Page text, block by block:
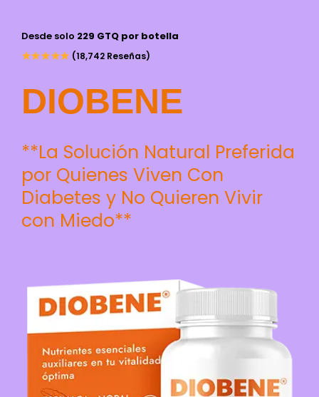
Desde solo 229 GTQ por botella
(18,742 Reseñas)
DIOBENE
**La Solución Natural Preferida
por Quienes Viven Con
Diabetes y No Quieren Vivir
con Miedo**